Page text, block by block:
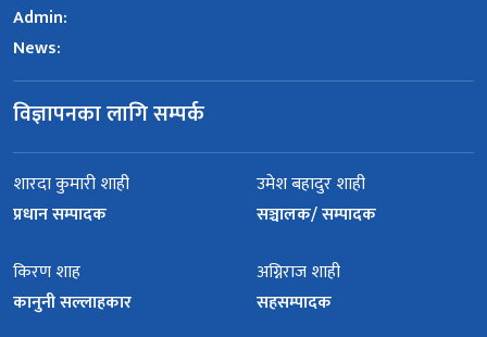
Admin:
News:
विज्ञापनका लागि सम्पर्क
शारदा कुमारी शाही
प्रधान सम्पादक
उमेश बहादुर शाही
सञ्चालक/ सम्पादक
किरण शाह
कानुनी सल्लाहकार
अग्निराज शाही
सहसम्पादक